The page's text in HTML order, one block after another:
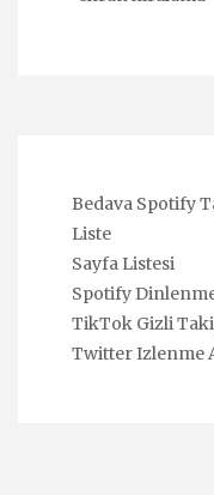
Bedava Spotify
Liste
Sayfa Listesi
Spotify
TikTok Gizli
Twitter Izlenme